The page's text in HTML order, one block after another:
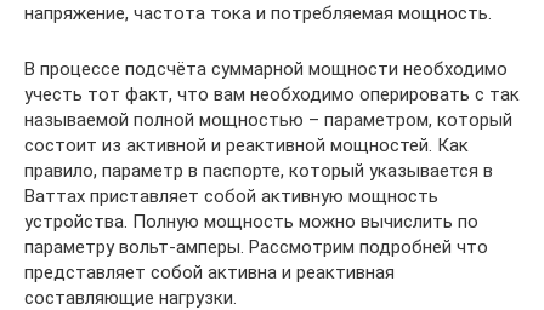
напряжение, частота тока и потребляемая мощность.
В процессе подсчёта суммарной мощности необходимо
учесть тот факт, что вам необходимо оперировать с так
называемой полной мощностью – параметром, который
состоит из активной и реактивной мощностей. Как
правило, параметр в паспорте, который указывается в
Ваттах приставляет собой активную мощность
устройства. Полную мощность можно вычислить по
параметру вольт-амперы. Рассмотрим подробней что
представляет собой активна и реактивная
составляющие нагрузки.